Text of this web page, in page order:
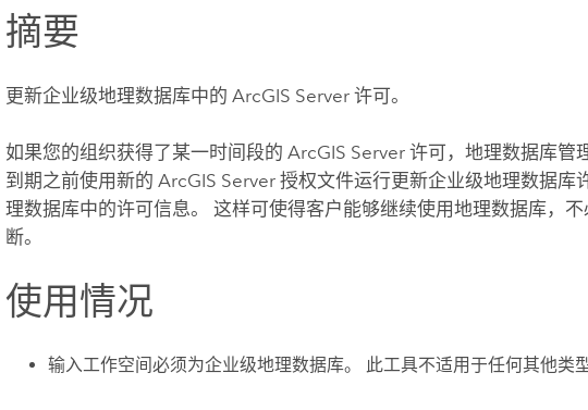
摘要
更新企业级地理数据库中的ArcGIS Server 许可。
如果您的组织获得了某一时间段的ArcGIS Server 许可，地理数据库管
到期之前使用新的ArcGIS Server 授权文件运行更新企业级地理数据库
理数据库中的许可信息。 这样可使得客户能够继续使用地理数据库，
断。
使用情况
输入工作空间必须为企业级地理数据库。 此工具不适用于任何其他类